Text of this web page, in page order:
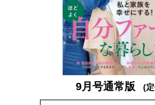
9月号通常版 (